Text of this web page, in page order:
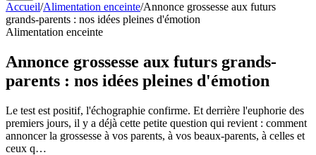
Accueil/Alimentation enceinte/Annonce grossesse aux futurs
grands-parents : nos idées pleines d'émotion
Alimentation enceinte
Annonce grossesse aux futurs grands-
parents : nos idées pleines d'émotion
Le test est positif, l'échographie confirme. Et derrière l'euphorie des
premiers jours, il y a déjà cette petite question qui revient : comment
annoncer la grossesse à vos parents, à vos beaux-parents, à celles et
ceux q…